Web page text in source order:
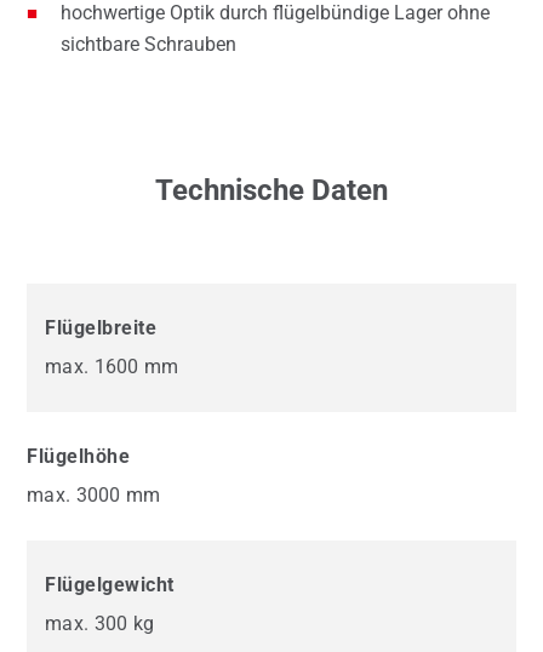
hochwertige Optik durch flügelbündige Lager ohne
sichtbare Schrauben
Technische Daten
Flügelbreite
max. 1600 mm
Flügelhöhe
max. 3000 mm
Flügelgewicht
max. 300 kg